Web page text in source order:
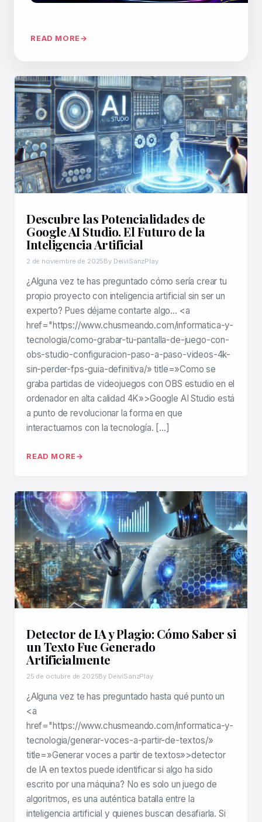
READ MORE
Descubre las Potencialidades de
Google AI Studio. El Futuro de la
Inteligencia Artificial
2 de noviembre de 2025By DeiviSanzPlay
¿Alguna vez te has preguntado cómo sería crear tu
propio proyecto con inteligencia artificial sin ser un
experto? Pues déjame contarte algo… <a
href="https://www.chusmeando.com/informatica-y-
tecnologia/como-grabar-tu-pantalla-de-juego-con-
obs-studio-configuracion-paso-a-paso-videos-4k-
sin-perder-fps-guia-definitiva/» title=»Como se
graba partidas de videojuegos con OBS estudio en el
ordenador en alta calidad 4K»>Google AI Studio está
a punto de revolucionar la forma en que
interactuamos con la tecnología. […]
READ MORE
Detector de IA y Plagio: Cómo Saber si
un Texto Fue Generado
Artificialmente
25 de octubre de 2025By DeiviSanzPlay
¿Alguna vez te has preguntado hasta qué punto un
<a
href="https://www.chusmeando.com/informatica-y-
tecnologia/generar-voces-a-partir-de-textos/»
title=»Generar voces a partir de textos»>detector
de IA en textos puede identificar si algo ha sido
escrito por una máquina? No es solo un juego de
algoritmos, es una auténtica batalla entre la
inteligencia artificial y quienes buscan desafiarla. Si